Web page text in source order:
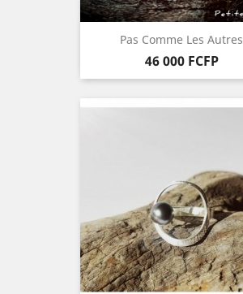
Pas Comme Les Autres
Prix
46 000 FCFP